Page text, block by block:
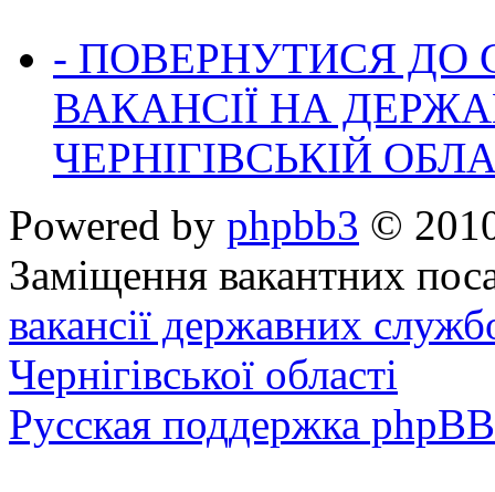
- ПОВЕРНУТИСЯ ДО
ВАКАНСІЇ НА
ЧЕРНІГІВСЬКІЙ
Powered by phpbb3 ©
Заміщення вакантних
вакансії державних
Чернігівської області
Русская поддержка phpBB